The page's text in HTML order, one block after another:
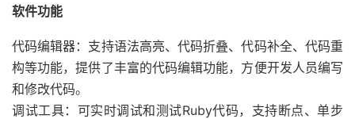
软件功能
代码编辑器：支持语法高亮、代码折叠、代码补全、代码重
构等功能，提供了丰富的代码编辑功能，方便开发人员编写
和修改代码。
调试工具：可实时调试和测试Ruby代码，支持断点、单步